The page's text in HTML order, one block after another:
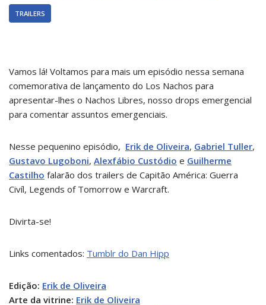
TRAILERS
Vamos lá! Voltamos para mais um episódio nessa semana
comemorativa de lançamento do Los Nachos para
apresentar-lhes o Nachos Libres, nosso drops emergencial
para comentar assuntos emergenciais.
Nesse pequenino episódio, Erik de Oliveira, Gabriel Tuller,
Gustavo Lugoboni, Alexfábio Custódio e Guilherme
Castilho falarão dos trailers de Capitão América: Guerra
Civíl, Legends of Tomorrow e Warcraft.
Divirta-se!
Links comentados: Tumblr do Dan Hipp
Edição: Erik de Oliveira
Arte da vitrine: Erik de Oliveira